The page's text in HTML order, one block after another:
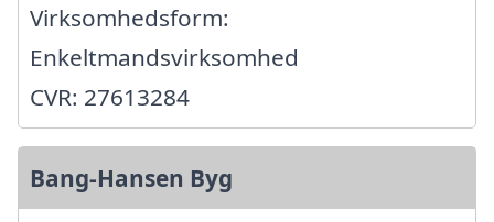
Virksomhedsform:
Enkeltmandsvirksomhed
CVR: 27613284
Bang-Hansen Byg